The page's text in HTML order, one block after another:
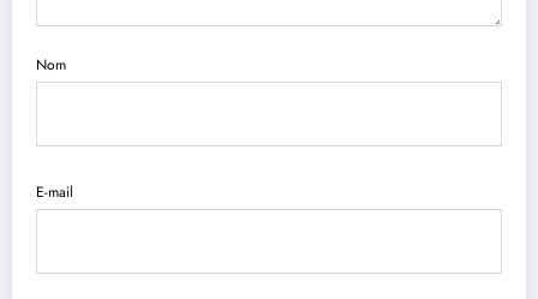
Nom
E-mail